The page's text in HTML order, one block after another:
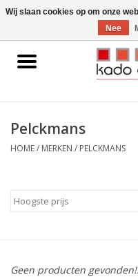
Home
Gadgets
Pelckmans
HOME/ MERKEN / PELCKMANS
Geen producten
Wij slaan cookies op om onze
Nee